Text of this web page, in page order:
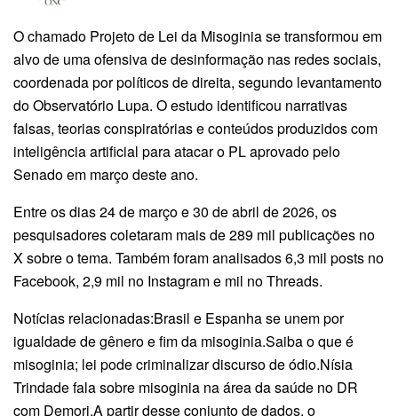
O chamado Projeto de Lei da Misoginia se transformou em
alvo de uma ofensiva de desinformação nas redes sociais,
coordenada por políticos de direita, segundo levantamento
do Observatório Lupa. O estudo identificou narrativas
falsas, teorias conspiratórias e conteúdos produzidos com
inteligência artificial para atacar o PL aprovado pelo
Senado em março deste ano.
Entre os dias 24 de março e 30 de abril de 2026, os
pesquisadores coletaram mais de 289 mil publicações no
X sobre o tema. Também foram analisados 6,3 mil posts no
Facebook, 2,9 mil no Instagram e mil no Threads.
Notícias relacionadas:Brasil e Espanha se unem por
igualdade de gênero e fim da misoginia.Saiba o que é
misoginia; lei pode criminalizar discurso de ódio.Nísia
Trindade fala sobre misoginia na área da saúde no DR
com Demori.A partir desse conjunto de dados, o